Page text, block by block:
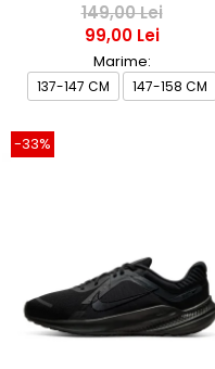
149,00 Lei
99,00 Lei
Marime:
137-147 CM 147-158 CM
-33%